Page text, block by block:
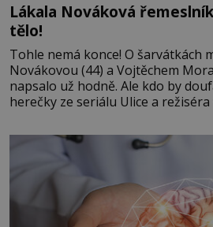
Lákala Nováková
tělo!
Tohle nemá konce! O šarvátkách
Novákovou (44) a Vojtěchem
napsalo už hodně. Ale kdo by
herečky ze seriálu Ulice a režiséra